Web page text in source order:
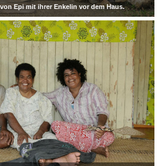
Epi mit ihrer Enkelin vor dem Haus.